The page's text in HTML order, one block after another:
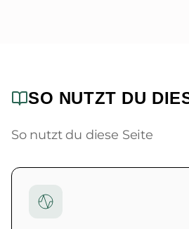
SO NUTZT DU
So nutzt du diese Seite